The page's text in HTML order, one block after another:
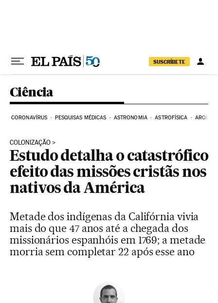
SUSCRÍBETE
Ciência
CORONAVÍRUS PESQUISAS MÉDICAS ASTRONOMIA ASTROFÍSICA
COLONIZAÇÃO
Estudo detalha o catastrófico
efeito das missões cristãs nos
nativos da América
Metade dos indígenas da Califórnia vivia
mais do que 47 anos até a chegada dos
missionários espanhóis em 1769; a metade
morria sem completar 22 após esse ano